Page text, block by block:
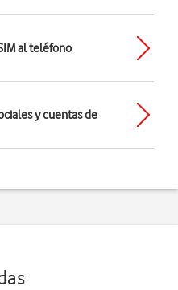
al teléfono
y cuentas de